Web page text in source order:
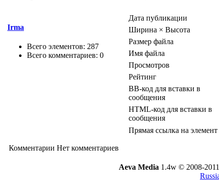
Irma
Всего элементов: 287
Всего комментариев: 0
Дата публикации
Ширина × Высота
Размер файла
Имя файла
Просмотров
Рейтинг
BB-код для вставки в
сообщения
HTML-код для вставки в
сообщения
Прямая ссылка на элемент
Комментарии Нет комментариев
Aeva Media 1.4w © 2008-